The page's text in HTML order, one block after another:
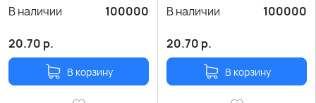
В наличии
100000
20.70 р.
В корзину
В наличии
100000
20.70 р.
В корзину